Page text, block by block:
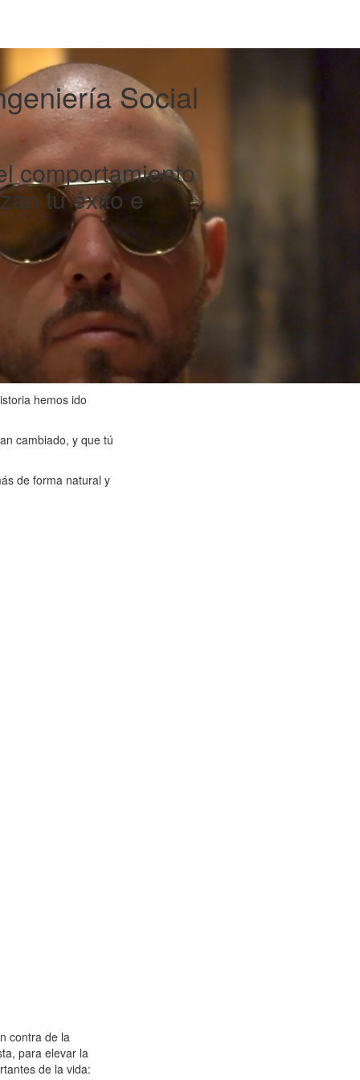
Social
comportamiento
tu éxito e
hemos ido
cambiado, y que tú
de forma natural y
contra de la
para elevar la
de la vida: